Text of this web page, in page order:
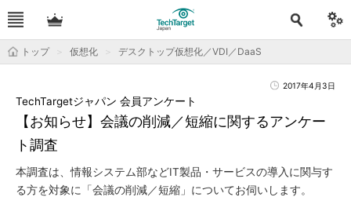
トップ 仮想化 デスクトップ仮想化／VDI／DaaS
2017年4月3日
【お知らせ】会議の削減／短縮に関するアンケー
ト調査
TechTargetジャパン 会員アンケート
本調査は、情報システム部などIT製品・サービスの導入に関与す
る方を対象に「会議の削減／短縮」についてお伺いします。